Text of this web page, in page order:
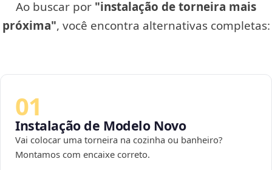
Ao buscar por "instalação de torneira mais
próxima", você encontra alternativas completas:
01
Instalação de Modelo Novo
Vai colocar uma torneira na cozinha ou banheiro?
Montamos com encaixe correto.